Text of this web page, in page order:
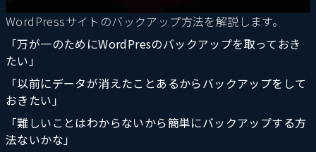
WordPressサイトのバックアップ方法を解説します。
「万が一のためにWordPresのバックアップを取っておき
たい」
「以前にデータが消えたことあるからバックアップをして
おきたい」
「難しいことはわからないから簡単にバックアップする方
法ないかな」